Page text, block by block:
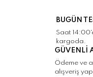
BUGÜN
Saat
kargoda.
GÜVENLİ
Ödeme ve
alışveriş